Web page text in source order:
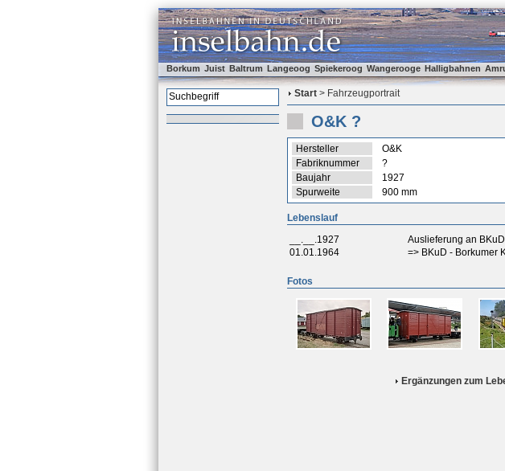
Borkum Juist Baltrum Langeoog Spiekeroog Wangerooge Halligbahnen
Start > Fahrzeugportrait
O&K ?
Hersteller O&K
Fabriknummer
?
Baujahr
1927
Spurweite
900 mm
Lebenslauf
__.__.1927
Auslieferung an
01.01.1964
=> BKuD - Borkumer
Fotos
Ergänzungen zum